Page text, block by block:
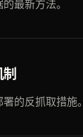
最新方法。
制
的反抓取措施。